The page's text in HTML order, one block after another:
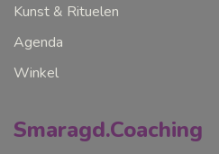
Kunst & Rituelen
Agenda
Winkel
Smaragd.Coaching